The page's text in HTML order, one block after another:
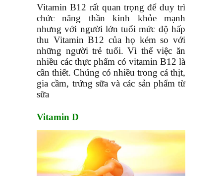
Vitamin B12 rất quan trọng để duy trì
chức năng thần kinh khỏe mạnh
nhưng với người lớn tuổi mức độ hấp
thu Vitamin B12 của họ kém so với
những người trẻ tuổi. Vì thế việc ăn
nhiều các thực phẩm có vitamin B12 là
cần thiết. Chúng có nhiều trong cá thịt,
gia cầm, trứng sữa và các sản phẩm từ
sữa
Vitamin D